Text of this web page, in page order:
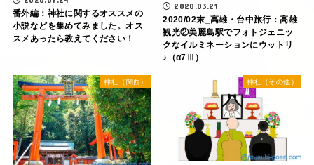
番外編：神社に関するオススメの
小説などを集めてみました。オス
スメあったら教えてください！
2020.03.21
2020/02末‗高雄・台中旅行：高雄
観光②美麗島駅でフォトジェニッ
クなイルミネーションにウットリ
♪（α7Ⅲ）
神社（関西） 神社（その他）